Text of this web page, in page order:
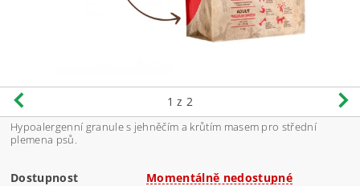
1 z 2
Hypoalergenní granule s jehněčím a krůtím masem pro střední
plemena psů.
Dostupnost Momentálně nedostupné